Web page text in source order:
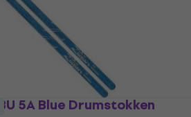
5A Blue Drumstokken